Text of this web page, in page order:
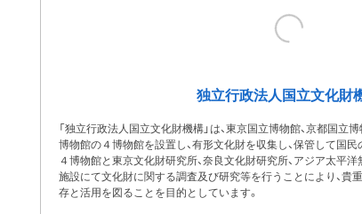
独立行政法人国立文化財
「独立行政法人国立文化財機構」は、東京国立博物館、京都国立
博物館の４博物館を設置し、有形文化財を収集し、保管して国民
４博物館と東京文化財研究所、奈良文化財研究所、アジア太平
施設にて文化財に関する調査及び研究等を行うことにより、貴
存と活用を図ることを目的としています。